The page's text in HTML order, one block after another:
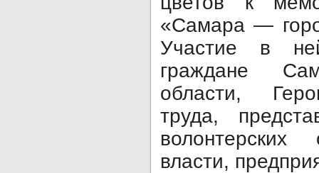
«Самара —
Участие в
граждане
области,
труда,
волонтерских
власти,